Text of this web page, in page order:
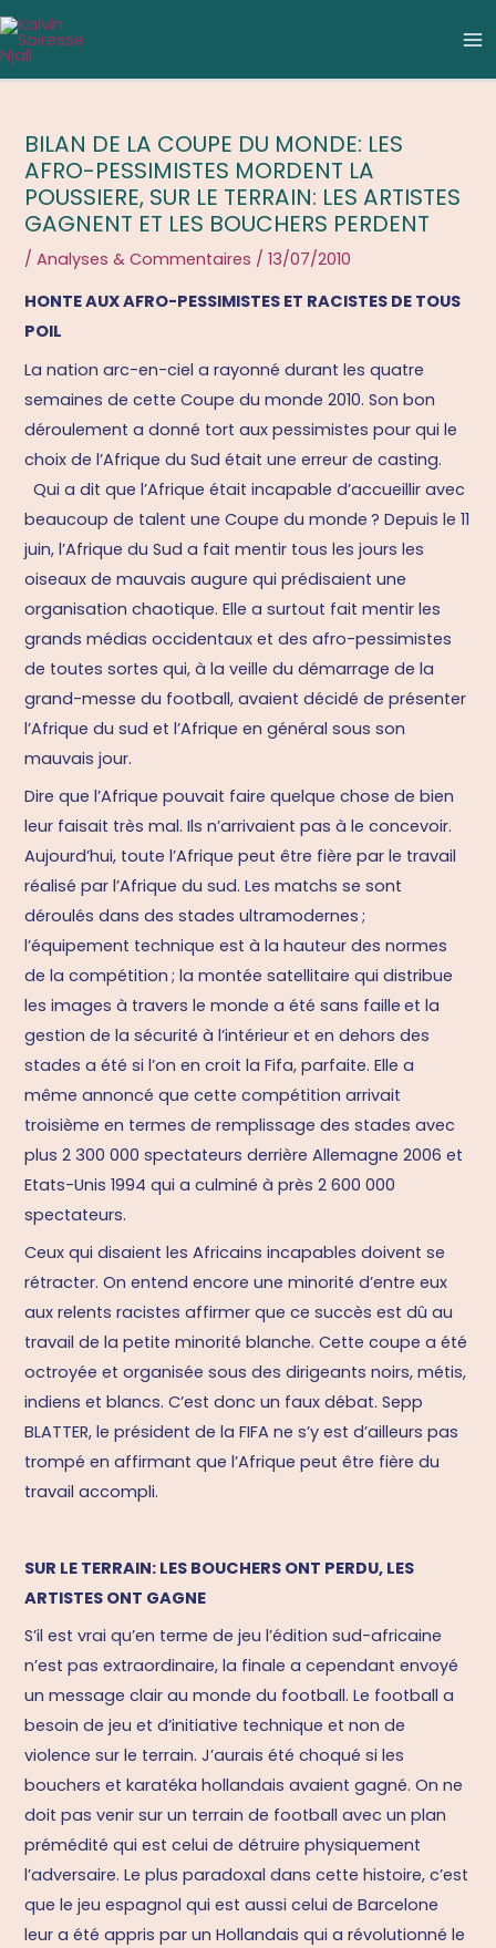
Aller
au
contenu
BILAN DE LA COUPE DU MONDE: LES
AFRO-PESSIMISTES MORDENT LA
POUSSIERE, SUR LE TERRAIN: LES ARTISTES
GAGNENT ET LES BOUCHERS PERDENT
/Analyses & Commentaires /13/07/2010
HONTE AUX AFRO-PESSIMISTES ET RACISTES DE TOUS
POIL
La nation arc-en-ciel a rayonné durant les quatre
semaines de cette Coupe du monde 2010. Son bon
déroulement a donné tort aux pessimistes pour qui le
choix de l’Afrique du Sud était une erreur de casting.
Qui a dit que l’Afrique était incapable d’accueillir avec
beaucoup de talent une Coupe du monde ? Depuis le 11
juin, l’Afrique du Sud a fait mentir tous les jours les
oiseaux de mauvais augure qui prédisaient une
organisation chaotique. Elle a surtout fait mentir les
grands médias occidentaux et des afro-pessimistes
de toutes sortes qui, à la veille du démarrage de la
grand-messe du football, avaient décidé de présenter
l’Afrique du sud et l’Afrique en général sous son
mauvais jour.
Dire que l’Afrique pouvait faire quelque chose de bien
leur faisait très mal. Ils n’arrivaient pas à le concevoir.
Aujourd’hui, toute l’Afrique peut être fière par le travail
réalisé par l’Afrique du sud. Les matchs se sont
déroulés dans des stades ultramodernes ;
l’équipement technique est à la hauteur des normes
de la compétition ; la montée satellitaire qui distribue
les images à travers le monde a été sans faille et la
gestion de la sécurité à l’intérieur et en dehors des
stades a été si l’on en croit la Fifa, parfaite. Elle a
même annoncé que cette compétition arrivait
troisième en termes de remplissage des stades avec
plus 2 300 000 spectateurs derrière Allemagne 2006 et
Etats-Unis 1994 qui a culminé à près 2 600 000
spectateurs.
Ceux qui disaient les Africains incapables doivent se
rétracter. On entend encore une minorité d’entre eux
aux relents racistes affirmer que ce succès est dû au
travail de la petite minorité blanche. Cette coupe a été
octroyée et organisée sous des dirigeants noirs, métis,
indiens et blancs. C’est donc un faux débat. Sepp
BLATTER, le président de la FIFA ne s’y est d’ailleurs pas
trompé en affirmant que l’Afrique peut être fière du
travail accompli.
SUR LE TERRAIN: LES BOUCHERS ONT PERDU, LES
ARTISTES ONT GAGNE
S’il est vrai qu’en terme de jeu l’édition sud-africaine
n’est pas extraordinaire, la finale a cependant envoyé
un message clair au monde du football. Le football a
besoin de jeu et d’initiative technique et non de
violence sur le terrain. J’aurais été choqué si les
bouchers et karatéka hollandais avaient gagné. On ne
doit pas venir sur un terrain de football avec un plan
prémédité qui est celui de détruire physiquement
l’adversaire. Le plus paradoxal dans cette histoire, c’est
que le jeu espagnol qui est aussi celui de Barcelone
leur a été appris par un Hollandais qui a révolutionné le
Navigation
des
articles
C
a
t
g
o
r
e
s